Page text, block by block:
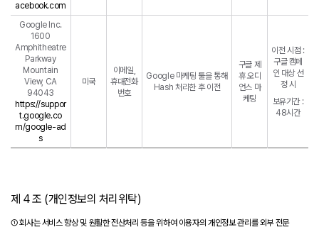
acebook.com
Google Inc.
1600
Amphitheatre
Parkway
Mountain
View, CA
94043
https://suppor
t.google.co
m/google-ad
s
미국
이메일,
휴대전화
번호
Google 마케팅 툴을 통해
Hash 처리한 후 이전
구글 제
휴 오디
언스 마
케팅
이전 시점 :
구글 캠페
인 대상 선
정 시
보유기간 :
48시간
제 4 조 (개인정보의 처리위탁)
① 회사는 서비스 향상 및 원활한 전산처리 등을 위하여 이용자의 개인정보 관리를 외부 전문